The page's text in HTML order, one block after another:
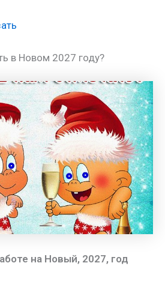
в Новом 2027 году?
на Новый, 2027, год